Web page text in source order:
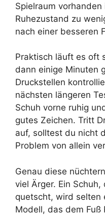
Spielraum
Ruhezustand zu
nach einer besseren
Praktisch läuft es oft
dann einige Minuten
Druckstellen
nächsten längeren
Schuh vorne ruhig
gutes Zeichen. Tritt
auf, solltest du nicht
Problem von allein
Genau diese
viel Ärger. Ein
quetscht, wird selten
Modell, das dem